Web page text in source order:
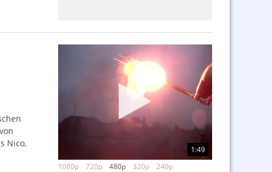
Nico,
1:49
1080p
720p 480p 320p
240p